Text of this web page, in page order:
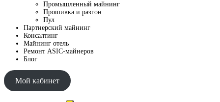
Промышленный майнинг
Прошивка и разгон
Пул
Партнерский майнинг
Консалтинг
Майнинг отель
Ремонт ASIC-майнеров
Блог
Мой кабинет